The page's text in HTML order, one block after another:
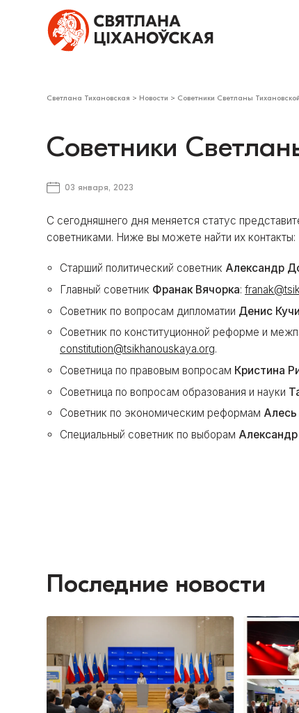
Светлана Тихановская > Новости > Советники Светланы Тихановской
Советники
03 января, 2023
С сегодняшнего дня меняется статус
советниками. Ниже вы можете найти их контакты:
Старший политический советник Александр
Главный советник Франак Вячорка:
Советник по вопросам дипломатии Денис
Советник по конституционной реформе и
constitution@tsikhanouskaya.org.
Советница по правовым вопросам Кристина
Советница по вопросам образования и науки
Советник по экономическим реформам
Специальный советник по выборам
Последние новости